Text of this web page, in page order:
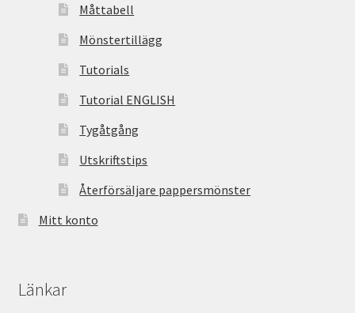
Måttabell
Mönstertillägg
Tutorials
Tutorial ENGLISH
Tygåtgång
Utskriftstips
Återförsäljare pappersmönster
Mitt konto
Länkar